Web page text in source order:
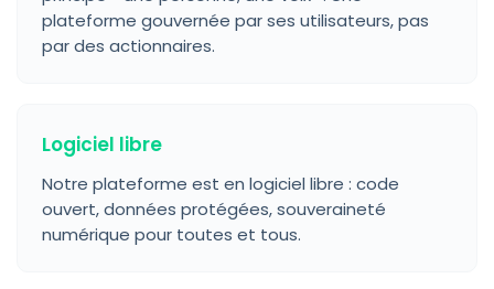
plateforme gouvernée par ses utilisateurs, pas
par des actionnaires.
Logiciel libre
Notre plateforme est en logiciel libre : code
ouvert, données protégées, souveraineté
numérique pour toutes et tous.